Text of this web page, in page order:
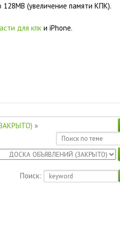
(увеличение памяти КПК).
для кпк и iPhone.
»
Поиск: